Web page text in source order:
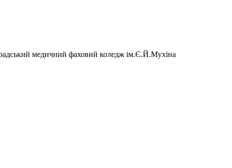
медичний фаховий коледж ім.Є.Й.Мухіна